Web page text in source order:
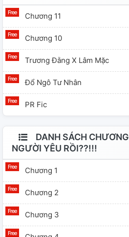
Chương 11
Chương 10
Trương Đằng X Lâm Mặc
Đổ Ngô Tư Nhân
PR Fic
DANH SÁCH
NGƯỜI YÊU RỒI??!!!
Chương 1
Chương 2
Chương 3